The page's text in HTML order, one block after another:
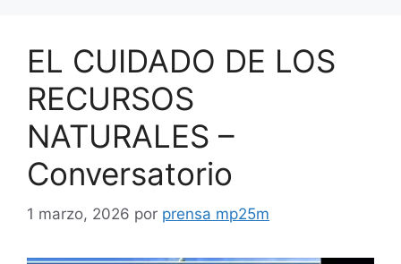
EL CUIDADO DE LOS
RECURSOS
NATURALES –
Conversatorio
1 marzo, 2026 por prensa mp25m